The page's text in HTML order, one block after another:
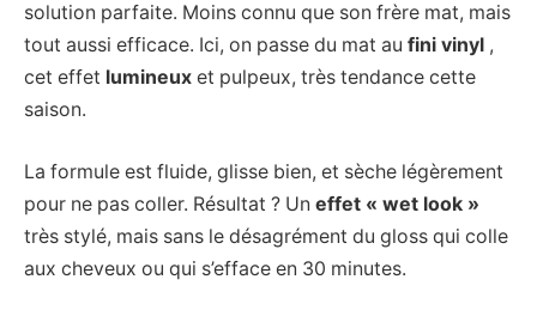
solution parfaite. Moins connu que son frère mat, mais
tout aussi efficace. Ici, on passe du mat au fini vinyl ,
cet effet lumineux et pulpeux, très tendance cette
saison.
La formule est fluide, glisse bien, et sèche légèrement
pour ne pas coller. Résultat ? Un effet « wet look »
très stylé, mais sans le désagrément du gloss qui colle
aux cheveux ou qui s’efface en 30 minutes.